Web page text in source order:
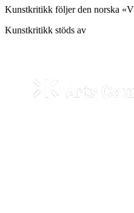
Kunstkritikk följer den norska
Kunstkritikk stöds av